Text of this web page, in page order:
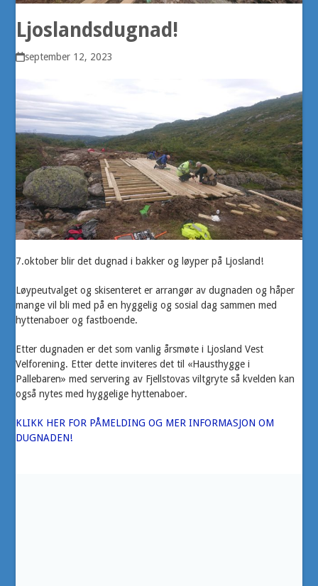
Ljoslandsdugnad!
september 12, 2023
7.oktober blir det dugnad i bakker og løyper på Ljosland!
Løypeutvalget og skisenteret er arrangør av dugnaden og håper
mange vil bli med på en hyggelig og sosial dag sammen med
hyttenaboer og fastboende.
Etter dugnaden er det som vanlig årsmøte i Ljosland Vest
Velforening. Etter dette inviteres det til «Hausthygge i
Pallebaren» med servering av Fjellstovas viltgryte så kvelden kan
også nytes med hyggelige hyttenaboer.
KLIKK HER FOR PÅMELDING OG MER INFORMASJON OM
DUGNADEN!